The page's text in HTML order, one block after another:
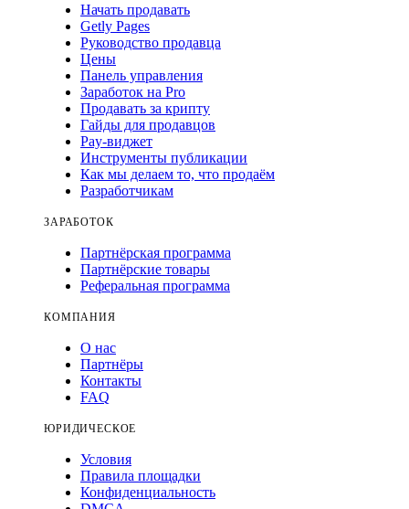
Начать продавать
Getly Pages
Руководство продавца
Цены
Панель управления
Заработок на Pro
Продавать за крипту
Гайды для продавцов
Pay-виджет
Инструменты публикации
Как мы делаем то, что продаём
Разработчикам
ЗАРАБОТОК
Партнёрская программа
Партнёрские товары
Реферальная программа
КОМПАНИЯ
О нас
Партнёры
Контакты
FAQ
ЮРИДИЧЕСКОЕ
Условия
Правила площадки
Конфиденциальность